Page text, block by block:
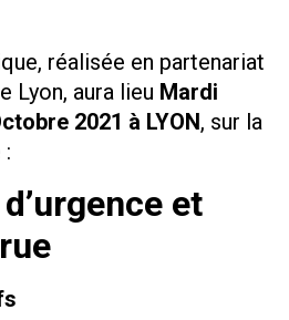
réalisée en partenariat
Lyon, aura lieu Mardi
2021 à LYON, sur la
et